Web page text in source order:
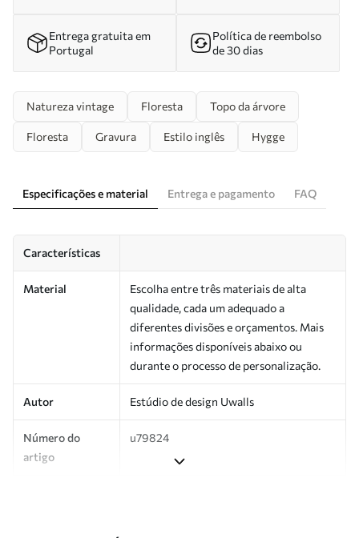
Entrega gratuita em
Portugal
Política de reembolso
de 30 dias
Natureza vintage Floresta Topo da árvore
Floresta Gravura Estilo inglês Hygge
Especificações e material Entrega e pagamento FAQ
Características
Material
Escolha entre três materiais de alta
qualidade, cada um adequado a
diferentes divisões e orçamentos. Mais
informações disponíveis abaixo ou
durante o processo de personalização.
Autor Estúdio de design Uwalls
Número do
artigo
u79824